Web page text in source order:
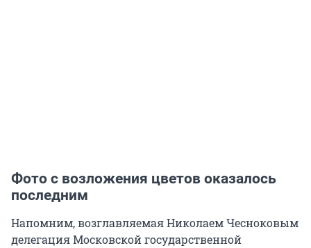
Фото с возложения цветов оказалось
последним
Напомним, возглавляемая Николаем Чесноковым
делегация Московской государственной